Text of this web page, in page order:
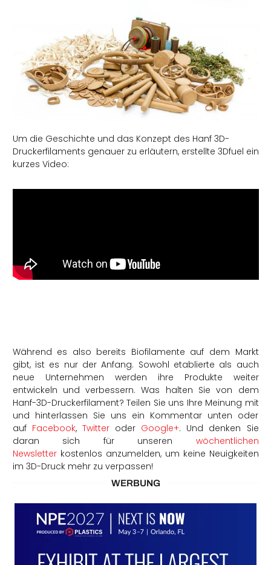
Um die Geschichte und das Konzept des Hanf 3D-
Druckerfilaments genauer zu erläutern, erstellte 3Dfuel ein
kurzes Video:
Während es also bereits Biofilamente auf dem Markt
gibt, ist es nur der Anfang. Sowohl etablierte als auch
neue Unternehmen werden ihre Produkte weiter
entwickeln und verbessern. Was halten Sie von dem
Hanf-3D-Druckerfilament? Teilen Sie uns Ihre Meinung mit
und hinterlassen Sie uns ein Kommentar unten oder
auf Facebook, Twitteroder Google+. Und denken Sie
daran sich für unseren wöchentlichen
Newsletterkostenlos anzumelden, um keine Neuigkeiten
im 3D-Druck mehr zu verpassen!
WERBUNG